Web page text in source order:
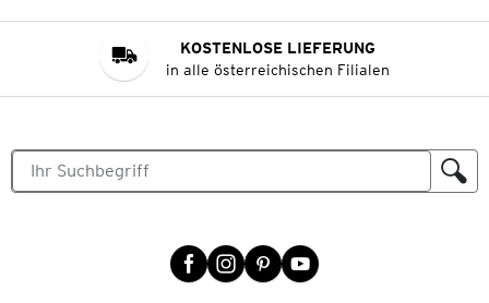
KOSTENLOSE LIEFERUNG
in alle österreichischen Filialen